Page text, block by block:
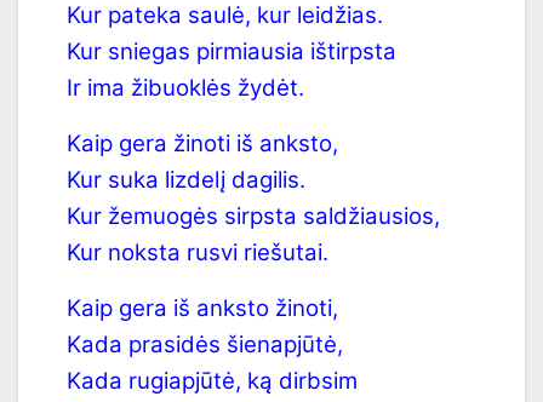
Kur pateka saulė, kur leidžias.
Kur sniegas pirmiausia ištirpsta
Ir ima žibuoklės žydėt.
Kaip gera žinoti iš anksto,
Kur suka lizdelį dagilis.
Kur žemuogės sirpsta saldžiausios,
Kur noksta rusvi riešutai.
Kaip gera iš anksto žinoti,
Kada prasidės šienapjūtė,
Kada rugiapjūtė, ką dirbsim